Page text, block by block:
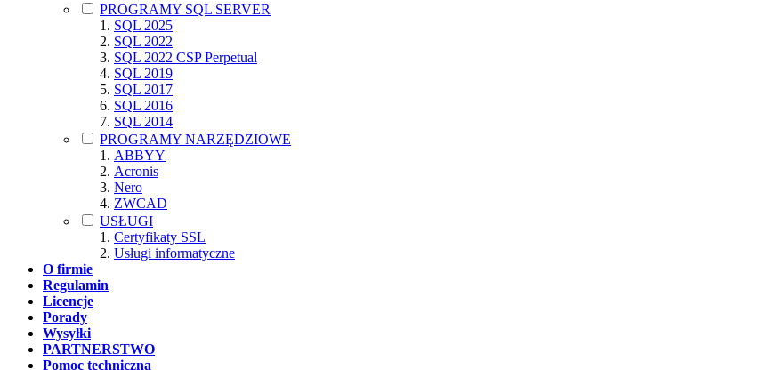
PROGRAMY SQL SERVER
SQL 2025
SQL 2022
SQL 2022 CSP Perpetual
SQL 2019
SQL 2017
SQL 2016
SQL 2014
PROGRAMY NARZĘDZIOWE
ABBYY
Acronis
Nero
ZWCAD
USŁUGI
Certyfikaty SSL
Usługi informatyczne
O firmie
Regulamin
Licencje
Porady
Wysyłki
PARTNERSTWO
Pomoc techniczna